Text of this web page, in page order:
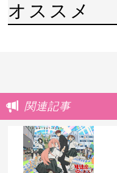
オススメ
関連記事